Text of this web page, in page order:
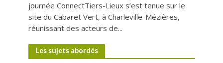
journée ConnectTiers-Lieux s’est tenue sur le
site du Cabaret Vert, à Charleville-Mézières,
réunissant des acteurs de...
Les sujets abordés